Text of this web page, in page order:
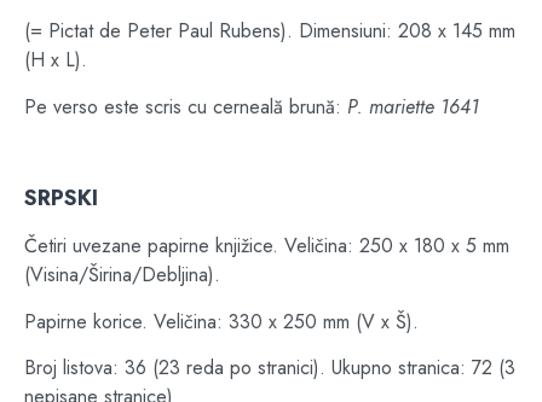
(= Pictat de Peter Paul Rubens). Dimensiuni: 208 x 145 mm
(H x L).
Pe verso este scris cu cerneală brună: P. mariette 1641
SRPSKI
Četiri uvezane papirne knjižice. Veličina: 250 x 180 x 5 mm
(Visina/Širina/Debljina).
Papirne korice. Veličina: 330 x 250 mm (V x Š).
Broj listova: 36 (23 reda po stranici). Ukupno stranica: 72 (3